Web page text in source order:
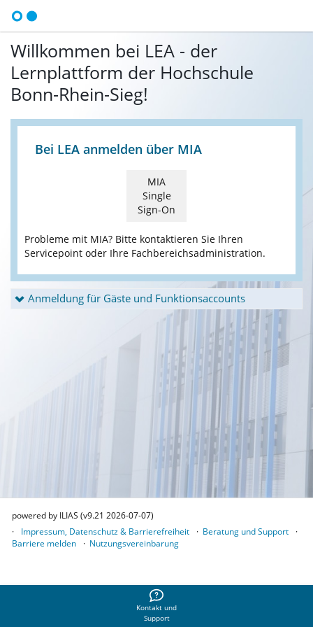
Kontakt und
Support
Willkommen bei LEA - der
Lernplattform der Hochschule
Bonn-Rhein-Sieg!
Bei LEA anmelden über MIA
MIA
Single
Sign-On
Probleme mit MIA? Bitte kontaktieren Sie Ihren
Servicepoint oder Ihre Fachbereichsadministration.
Anmeldung für Gäste und Funktionsaccounts
powered by ILIAS (v9.21 2026-07-07)
Impressum, Datenschutz & Barrierefreiheit
Beratung und Support
Barriere melden
Nutzungsvereinbarung